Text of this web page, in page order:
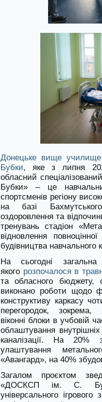
Донецьке вище училище
Бубки, яке з липня
обласний
Бубки» – це
спортсменів регіону
на базі
оздоровлення та
тренувань стадіон
відновлення
будівництва навчального
На сьогодні загальна
якого розпочалося в
та обласного бюджету,
виконано роботи щодо
конструктиву каркасу
перегородок, зокрема,
віконні блоки в учбовій
облаштування
каналізації. На 20%
улаштування
«Авангард», на 40%
Загалом проєктом
«ДОСКСП ім. С.
універсального